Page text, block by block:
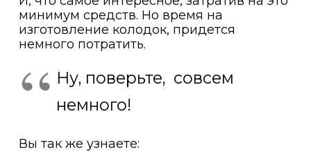
минимум средств. Но время на
изготовление колодок, придется
немного потратить.
Ну, поверьте, совсем
немного!
Вы так же узнаете: